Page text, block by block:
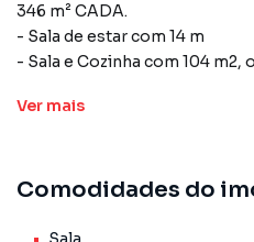
346 m² CADA.
- Sala de estar com 14 m
- Sala e Cozinha com 104
- Terraço
- 346 m2 privativos
Ver mais
Comodidades do